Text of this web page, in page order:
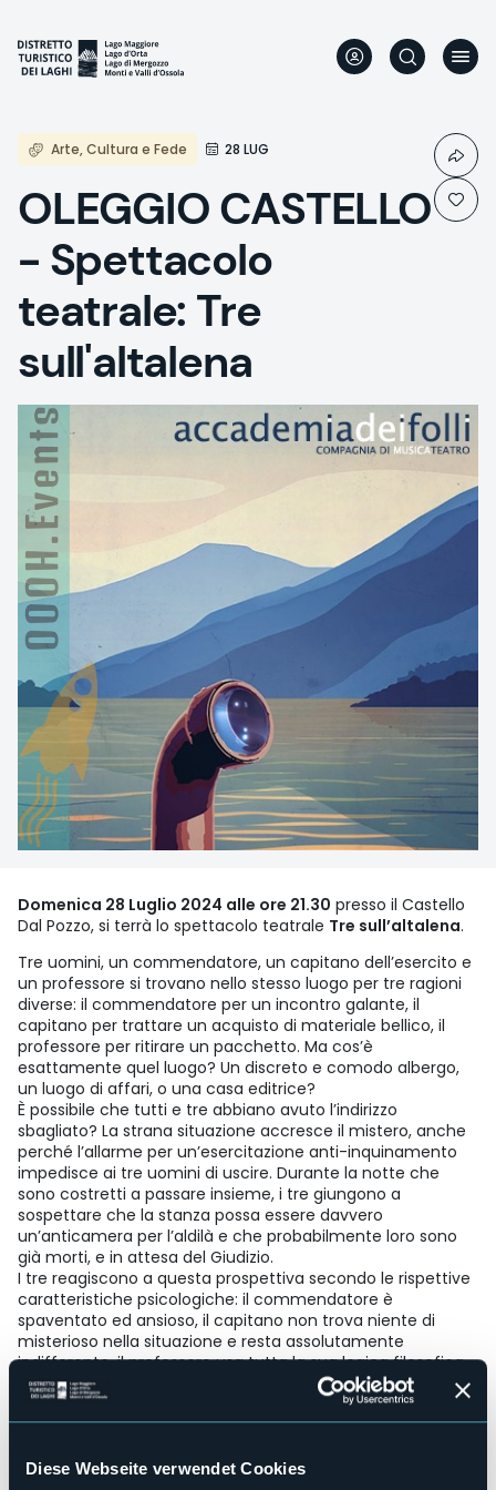
Diese Webseite verwendet Cookies
Inhalt
Arte, Cultura e Fede 28 LUG
OLEGGIO CASTELLO
- Spettacolo
teatrale: Tre
sull'altalena
Domenica 28 Luglio 2024 alle ore 21.30 presso il Castello
Dal Pozzo, si terrà lo spettacolo teatrale Tre sull’altalena.
Tre uomini, un commendatore, un capitano dell’esercito e
un professore si trovano nello stesso luogo per tre ragioni
diverse: il commendatore per un incontro galante, il
capitano per trattare un acquisto di materiale bellico, il
professore per ritirare un pacchetto. Ma cos’è
esattamente quel luogo? Un discreto e comodo albergo,
un luogo di affari, o una casa editrice?
È possibile che tutti e tre abbiano avuto l’indirizzo
sbagliato? La strana situazione accresce il mistero, anche
perché l’allarme per un’esercitazione anti-inquinamento
impedisce ai tre uomini di uscire. Durante la notte che
sono costretti a passare insieme, i tre giungono a
sospettare che la stanza possa essere davvero
un’anticamera per l’aldilà e che probabilmente loro sono
già morti, e in attesa del Giudizio.
I tre reagiscono a questa prospettiva secondo le rispettive
caratteristiche psicologiche: il commendatore è
spaventato ed ansioso, il capitano non trova niente di
misterioso nella situazione e resta assolutamente
indifferente, il professore usa tutta la sua logica filosofica
per spiegare il fenomeno come un fatto naturale e logico.
Ne risulta un dialogo umoristico centrato sui temi
importanti di vita e morte, destino, predestinazione e libero
Improvvisamente una donna delle pulizie entra nella